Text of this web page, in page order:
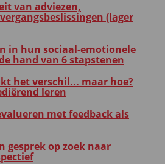
van adviezen,
(lager
in hun sociaal-emotionele
hand van 6 stapstenen
het verschil... maar hoe?
leren
met feedback als
gesprek op zoek naar